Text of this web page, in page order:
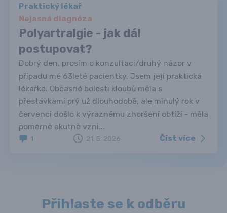
Praktický lékař
Nejasná diagnóza
Polyartralgie - jak dál
postupovat?
Dobrý den, prosím o konzultaci/druhý názor v
případu mé 63leté pacientky. Jsem její praktická
lékařka. Občasné bolesti kloubů měla s
přestávkami prý už dlouhodobě, ale minulý rok v
červenci došlo k výraznému zhoršení obtíží - měla
poměrně akutně vzni...
1 21. 5. 2026 Číst více
Přihlaste se k odběru